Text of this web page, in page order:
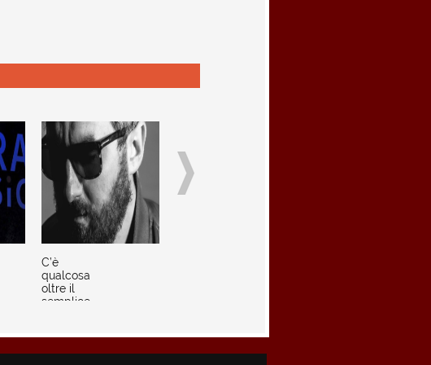
C’è
qualcosa
oltre il
semplice